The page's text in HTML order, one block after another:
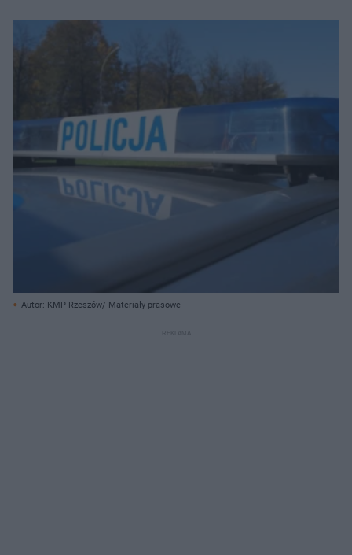
Autor: KMP Rzeszów/ Materiały prasowe